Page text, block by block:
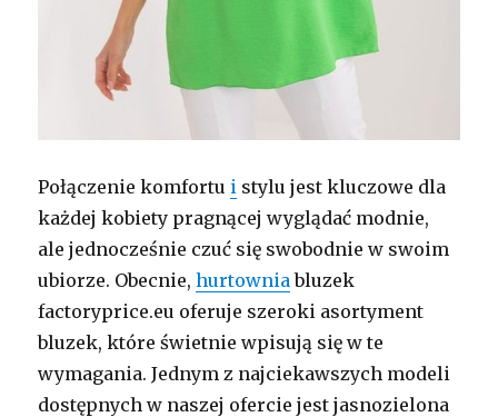
Połączenie komfortu i stylu jest kluczowe dla
każdej kobiety pragnącej wyglądać modnie,
ale jednocześnie czuć się swobodnie w swoim
ubiorze. Obecnie,hurtownia bluzek
factoryprice.eu oferuje szeroki asortyment
bluzek, które świetnie wpisują się w te
wymagania. Jednym z najciekawszych modeli
dostępnych w naszej ofercie jest jasnozielona